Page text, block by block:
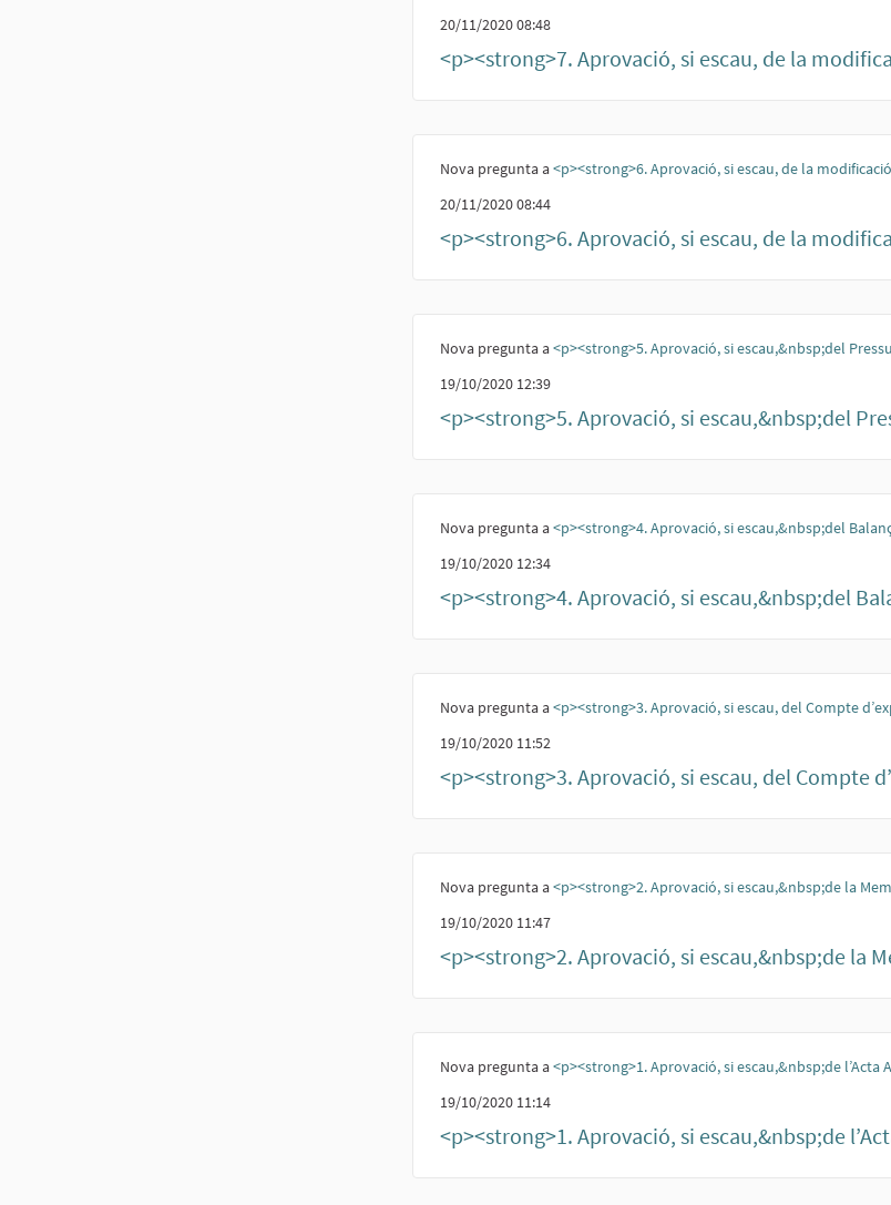
20/11/2020 08:48
<p><strong>7. Aprovació, si escau, de la
Nova pregunta a<p><strong>6. Aprovació, si escau, de la
20/11/2020 08:44
<p><strong>6. Aprovació, si escau, de la
Nova pregunta a<p><strong>5. Aprovació, si escau,&nbsp;del
19/10/2020 12:39
<p><strong>5. Aprovació, si escau,&nbsp;del
Nova pregunta a<p><strong>4. Aprovació, si escau,&nbsp;del
19/10/2020 12:34
<p><strong>4. Aprovació, si escau,&nbsp;del
Nova pregunta a<p><strong>3. Aprovació, si escau, del Compte
19/10/2020 11:52
<p><strong>3. Aprovació, si escau, del Compte
Nova pregunta a<p><strong>2. Aprovació, si escau,&nbsp;de la
19/10/2020 11:47
<p><strong>2. Aprovació, si escau,&nbsp;de la
Nova pregunta a<p><strong>1. Aprovació, si escau,&nbsp;de l’Acta
19/10/2020 11:14
<p><strong>1. Aprovació, si escau,&nbsp;de